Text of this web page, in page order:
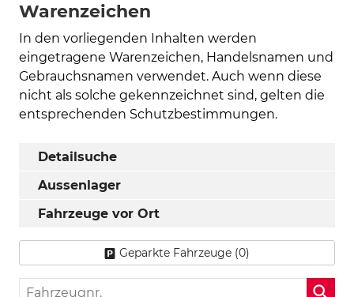
Warenzeichen
In den vorliegenden Inhalten werden
eingetragene Warenzeichen, Handelsnamen und
Gebrauchsnamen verwendet. Auch wenn diese
nicht als solche gekennzeichnet sind, gelten die
entsprechenden Schutzbestimmungen.
Detailsuche
Aussenlager
Fahrzeuge vor Ort
Geparkte Fahrzeuge (0)
Fahrzeugnr.